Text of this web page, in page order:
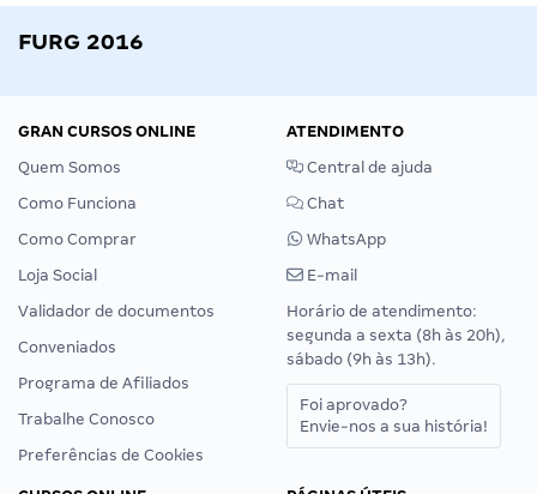
FURG 2016
GRAN CURSOS ONLINE
Quem Somos
Como Funciona
Como Comprar
Loja Social
Validador de documentos
Conveniados
Programa de Afiliados
Trabalhe Conosco
Preferências de Cookies
ATENDIMENTO
Central de ajuda
Chat
WhatsApp
E-mail
Horário de atendimento:
segunda a sexta (8h às 20h),
sábado (9h às 13h).
Foi aprovado?
Envie-nos a sua história!